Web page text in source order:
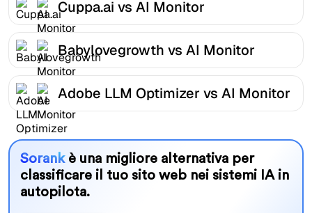
Cuppa.ai vs AI Monitor
Babylovegrowth vs AI Monitor
Adobe LLM Optimizer vs AI Monitor
Sorank è una migliore alternativa per
classificare il tuo sito web nei sistemi IA in
autopilota.